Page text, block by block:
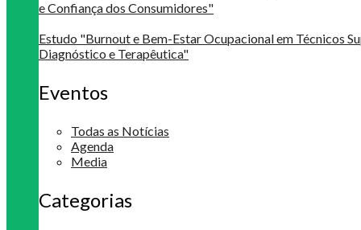
e Confiança dos Consumidores"
Estudo "Burnout e Bem-Estar Ocupacional em Técnicos
Diagnóstico e Terapêutica"
Eventos
Todas as Notícias
Agenda
Media
Categorias